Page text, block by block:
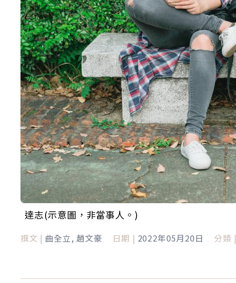
達志(示意圖，非當事人。)
撰文 | 曲全立, 趙文豪 日期 | 2022年05月20日 分類 |